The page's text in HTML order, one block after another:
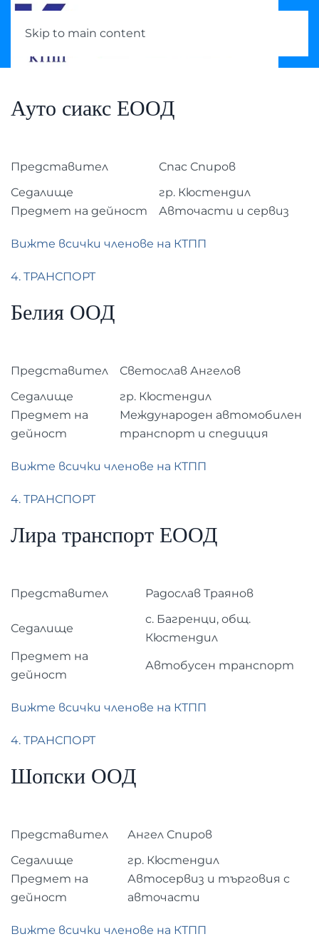
Skip to main content
Ауто сиакс ЕООД
Представител
Спас Спиров
Седалище
гр. Кюстендил
Предмет на дейност
Авточасти и сервиз
Вижте всички членове на КТПП
4. ТРАНСПОРТ
Белия ООД
Представител
Светослав Ангелов
Седалище
гр. Кюстендил
Предмет на
дейност
Международен автомобилен
транспорт и спедиция
Вижте всички членове на КТПП
4. ТРАНСПОРТ
Лира транспорт ЕООД
Представител Радослав Траянов
Седалище
с. Багренци, общ.
Кюстендил
Предмет на
дейност
Автобусен транспорт
Вижте всички членове на КТПП
4. ТРАНСПОРТ
Шопски ООД
Представител
Ангел Спиров
Седалище
гр. Кюстендил
Предмет на
дейност
Автосервиз и търговия с
авточасти
Вижте всички членове на КТПП